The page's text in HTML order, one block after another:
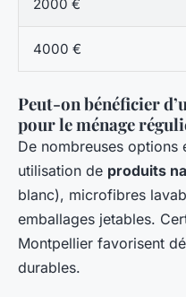
2000 €
4000 €
Peut-on bénéficier
pour le ménage
De nombreuses options
utilisation de produits
blanc), microfibres
emballages jetables.
Montpellier favorisent
durables.